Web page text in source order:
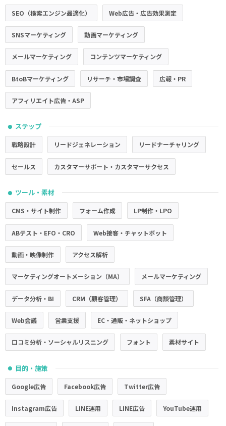
SEO（検索エンジン最適化） Web広告・広告効果測定
SNSマーケティング 動画マーケティング
メールマーケティング コンテンツマーケティング
BtoBマーケティング リサーチ・市場調査 広報・PR
アフィリエイト広告・ASP
● ステップ
戦略設計 リードジェネレーション リードナーチャリング
セールス カスタマーサポート・カスタマーサクセス
● ツール・素材
CMS・サイト制作 フォーム作成 LP制作・LPO
ABテスト・EFO・CRO Web接客・チャットボット
動画・映像制作 アクセス解析
マーケティングオートメーション（MA） メールマーケティング
データ分析・BI CRM（顧客管理） SFA（商談管理）
Web会議 営業支援 EC・通販・ネットショップ
口コミ分析・ソーシャルリスニング フォント 素材サイト
● 目的・施策
Google広告 Facebook広告 Twitter広告
Instagram広告 LINE運用 LINE広告 YouTube運用